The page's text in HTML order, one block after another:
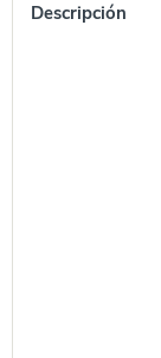
Descripción